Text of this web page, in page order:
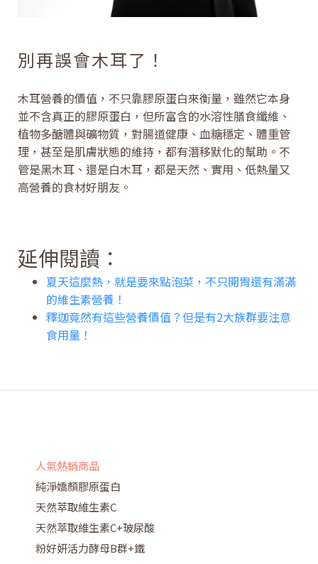
別再誤會木耳了！
木耳營養的價值，不只靠膠原蛋白來衡量，雖然它本身
並不含真正的膠原蛋白，但所富含的水溶性膳食纖維、
植物多醣體與礦物質，對腸道健康、血糖穩定、體重管
理，甚至是肌膚狀態的維持，都有潛移默化的幫助。不
管是黑木耳、還是白木耳，都是天然、實用、低熱量又
高營養的食材好朋友。
延伸閱讀：
夏天這麼熱，就是要來點泡菜，不只開胃還有滿滿
的維生素營養！
釋迦竟然有這些營養價值？但是有2大族群要注意
食用量！
人氣熱銷商品
純淨嬌顏膠原蛋白
天然萃取維生素C
天然萃取維生素C+玻尿酸
粉好妍活力酵母B群+鐵